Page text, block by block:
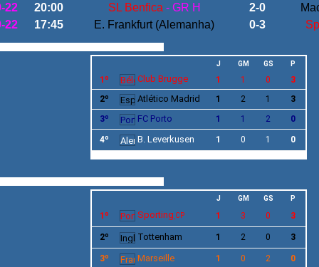
22
20:00 SL Benfica - GR H 2-0
22
17:45 E. Frankfurt (Alemanha) 0-3
J GM GS P
1º Club Brugge 1 1 0
3
2º
Atlético Madrid 1 2 1
3
3º
FC Porto 1 1 2 0
4º B. Leverkusen 1 0 1 0
J GM GS P
1º Sporting CP 1 3 0 3
2º Tottenham 1 2 0 3
3º Marseille 1 0 2 0